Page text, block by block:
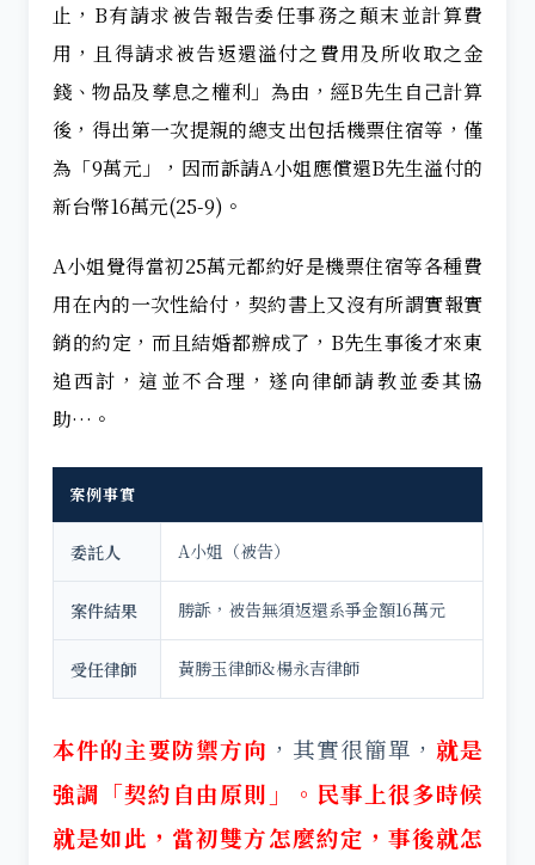
止，B有請求被告報告委任事務之顛末並計算費
用，且得請求被告返還溢付之費用及所收取之金
錢、物品及孳息之權利」為由，經B先生自己計算
後，得出第一次提親的總支出包括機票住宿等，僅
為「9萬元」，因而訴請A小姐應償還B先生溢付的
新台幣16萬元(25-9)。
A小姐覺得當初25萬元都約好是機票住宿等各種費
用在內的一次性給付，契約書上又沒有所謂實報實
銷的約定，而且結婚都辦成了，B先生事後才來東
追西討，這並不合理，遂向律師請教並委其協
助…。
案例事實
委託人 A小姐（被告）
案件結果 勝訴，被告無須返還系爭金額16萬元
受任律師 黃勝玉律師&楊永吉律師
本件的主要防禦方向 ，其實很簡單， 就是
強調「契約自由原則」。民事上很多時候
就是如此，當初雙方怎麼約定，事後就怎